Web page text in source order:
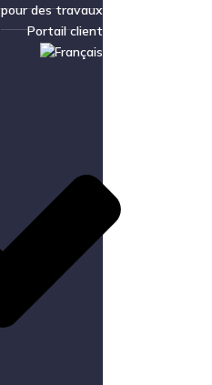
pour des travaux
Portail client